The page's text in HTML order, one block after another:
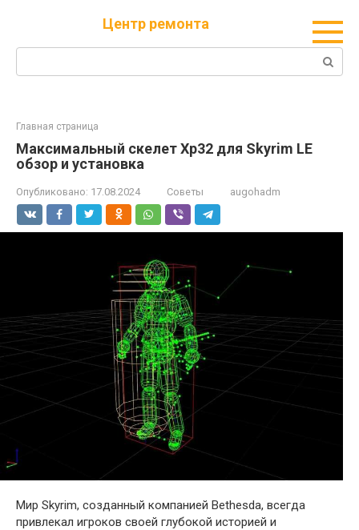
Центр ремонта
Поиск:
Главная страница
Максимальный скелет Xp32 для Skyrim LE
обзор и установка
Опубликовано: 17.08.2024 Советы augohadm
Мир Skyrim, созданный компанией Bethesda, всегда
привлекал игроков своей глубокой историей и